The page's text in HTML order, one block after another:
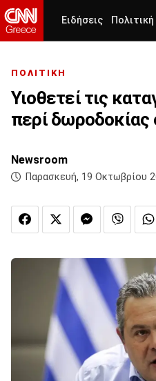
Ειδήσεις Πολιτική
ΠΟΛΙΤΙΚΗ
Υιοθετεί τις
περί δωροδοκίας
Newsroom
Παρασκευή, 19 Οκτωβρίου